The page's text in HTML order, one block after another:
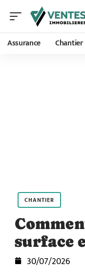
Assurance Chantier
CHANTIER
surface
30/07/2026